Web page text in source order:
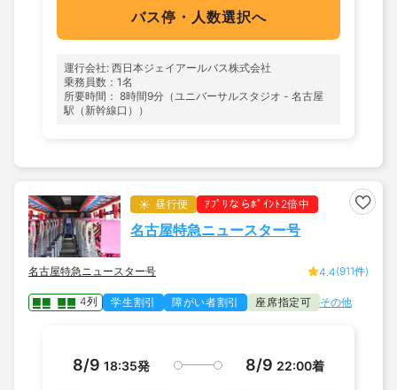
バス停・人数選択へ
運行会社: 西日本ジェイアールバス株式会社
乗務員数：1名
所要時間： 8時間9分（ユニバーサルスタジオ - 名古屋
駅（新幹線口））
昼行便 ｱﾌﾟﾘならﾎﾟｲﾝﾄ2倍中
名古屋特急ニュースター号
名古屋特急ニュースター号 4.4(911件)
4列 学生割引 障がい者割引 座席指定可 その他
8/9 18:35発 8/9 22:00着